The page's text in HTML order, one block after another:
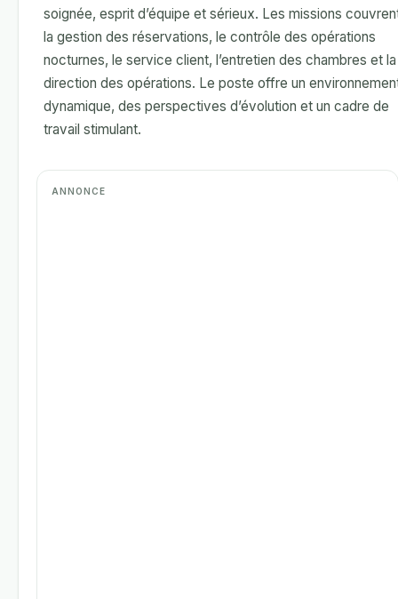
soignée, esprit d’équipe et sérieux. Les missions
la gestion des réservations, le contrôle des opérations
nocturnes, le service client, l’entretien des chambres et la
direction des opérations. Le poste offre un
dynamique, des perspectives d’évolution et un cadre de
travail stimulant.